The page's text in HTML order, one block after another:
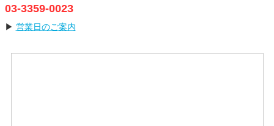
03-3359-0023
▶ 営業日のご案内